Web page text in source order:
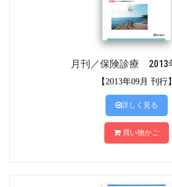
月刊／保険診療 2013
【2013年09月 刊行】
詳しく見る
買い物かご